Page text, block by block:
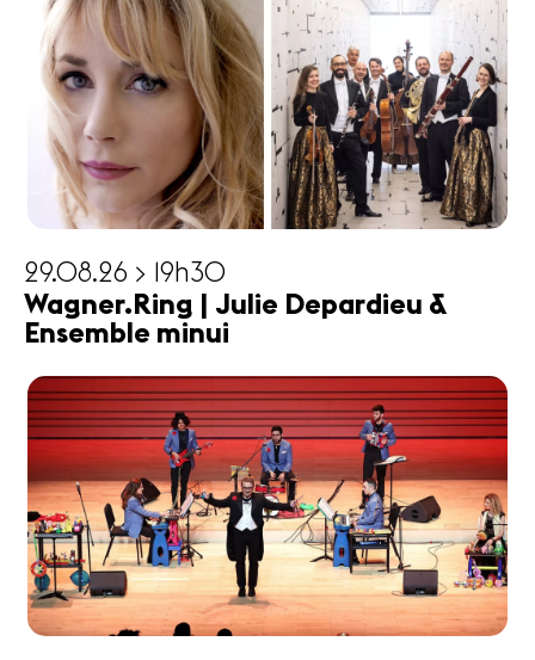
29.08.26 > 19h30
Wagner.Ring | Julie Depardieu &
Ensemble minui